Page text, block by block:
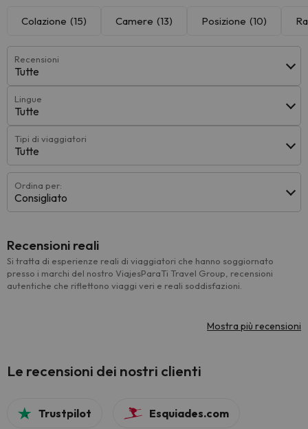
Colazione (15) Camere (13) Posizione (10)
Recensioni
Tutte
Lingue
Tutte
Tipi di viaggiatori
Tutte
Ordina per:
Consigliato
Recensioni reali
Si tratta di esperienze reali di viaggiatori che hanno soggiornato
presso i marchi del nostro ViajesParaTi Travel Group, recensioni
autentiche che riflettono viaggi veri e reali soddisfazioni.
Mostra più recensioni
Le recensioni dei nostri clienti
Trustpilot Esquiades.com